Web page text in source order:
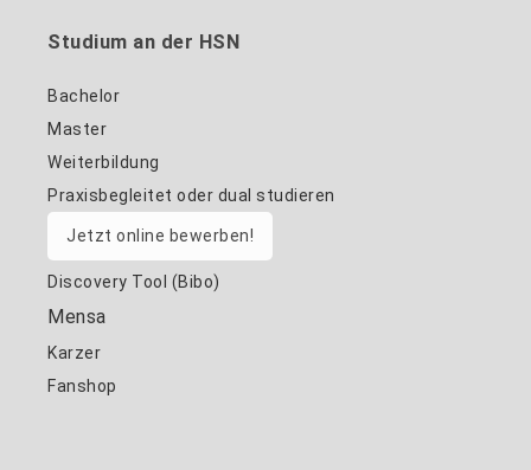
Studium an der HSN
Bachelor
Master
Weiterbildung
Praxisbegleitet oder dual studieren
Jetzt online bewerben!
Discovery Tool (Bibo)
Mensa
Karzer
Fanshop